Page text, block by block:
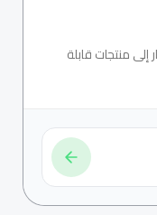
إلى منتجات قابلة